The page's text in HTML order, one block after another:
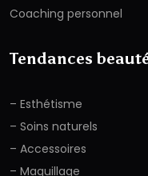
Coaching personnel
Tendances
– Esthétisme
– Soins naturels
– Accessoires
– Maquillage